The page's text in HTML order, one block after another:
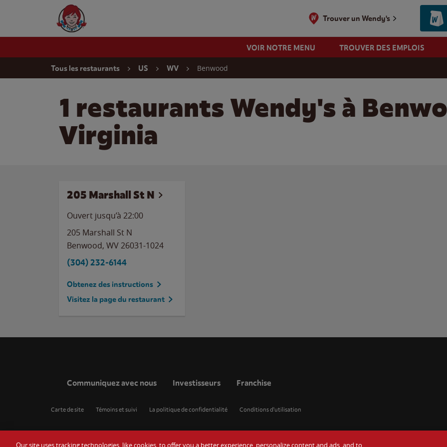
Wendy's Website Home
Trouver un Wendy's
VOIR NOTRE MENU TROUVER DES EMPLOIS
Return to NavTous les restaurants US WV Benwood
1 restaurants Wendy's à
Virginia
205 Marshall St N
Ouvert jusqu’à 22:00
205 Marshall St N
Benwood, WV26031-1024
(304) 232-6144
Obtenez des instructions
Visitez la page du restaurant
Communiquez avec nous Investisseurs Franchise
Carte de site Témoins et suivi La politique de confidentialité Conditions d'utilisation
Our site uses tracking technologies, like cookies, to offer you a better experience, personalize content and ads, and to